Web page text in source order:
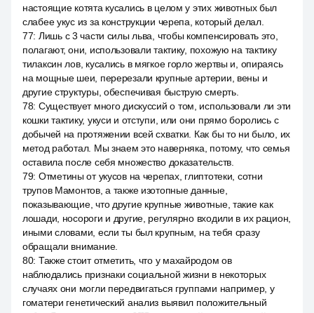
настоящие котята кусались в целом у этих животных был
слабее укус из за конструкции черепа, который делал.
77: Лишь с 3 части силы льва, чтобы компенсировать это,
полагают, они, использовали тактику, похожую на тактику
тилаксин лов, кусались в мягкое горло жертвы и, опираясь
на мощные шеи, перерезали крупные артерии, вены и
другие структуры, обеспечивая быструю смерть.
78: Существует много дискуссий о том, использовали ли эти
кошки тактику, укуси и отступи, или они прямо боролись с
добычей на протяжении всей схватки. Как бы то ни было, их
метод работал. Мы знаем это наверняка, потому, что семья
оставила после себя множество доказательств.
79: Отметины от укусов на черепах, глиптотеки, сотни
трупов Мамонтов, а также изотопные данные,
показывающие, что другие крупные животные, такие как
лошади, носороги и другие, регулярно входили в их рацион,
иными словами, если ты был крупным, на тебя сразу
обращали внимание.
80: Также стоит отметить, что у махайродом ов
наблюдались признаки социальной жизни в некоторых
случаях они могли передвигаться группами например, у
гоматери генетический анализ выявил положительный